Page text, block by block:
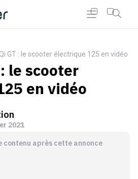
GT : le scooter électrique 125 en vidéo
le scooter
en vidéo
2021
contenu après cette annonce